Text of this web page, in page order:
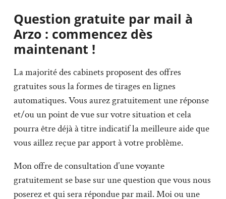
Question gratuite par mail à
Arzo : commencez dès
maintenant !
La majorité des cabinets proposent des offres
gratuites sous la formes de tirages en lignes
automatiques. Vous aurez gratuitement une réponse
et/ou un point de vue sur votre situation et cela
pourra être déjà à titre indicatif la meilleure aide que
vous aillez reçue par apport à votre problème.
Mon offre de consultation d’une voyante
gratuitement se base sur une question que vous nous
poserez et qui sera répondue par mail. Moi ou une